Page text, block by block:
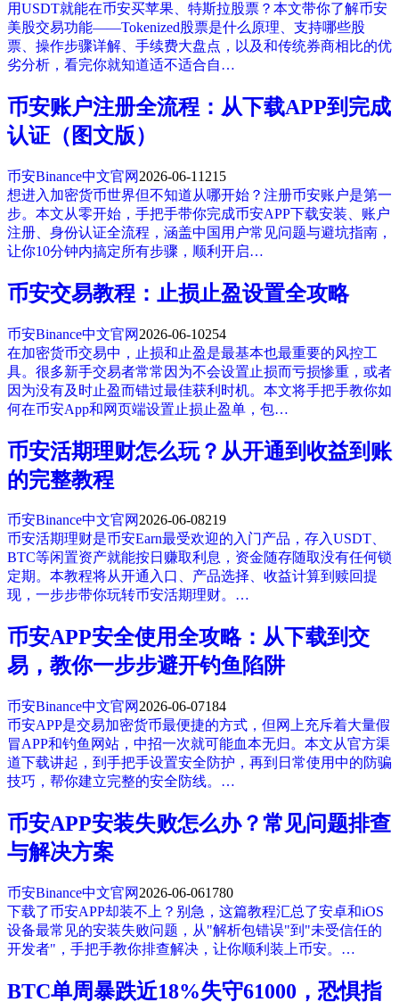
用USDT就能在币安买苹果、特斯拉股票？本文带你了解币安
美股交易功能——Tokenized股票是什么原理、支持哪些股
票、操作步骤详解、手续费大盘点，以及和传统券商相比的优
劣分析，看完你就知道适不适合自…
币安账户注册全流程：从下载APP到完成
认证（图文版）
币安Binance中文官网 2026-06-11 215
想进入加密货币世界但不知道从哪开始？注册币安账户是第一
步。本文从零开始，手把手带你完成币安APP下载安装、账户
注册、身份认证全流程，涵盖中国用户常见问题与避坑指南，
让你10分钟内搞定所有步骤，顺利开启…
币安交易教程：止损止盈设置全攻略
币安Binance中文官网 2026-06-10254
在加密货币交易中，止损和止盈是最基本也最重要的风控工
具。很多新手交易者常常因为不会设置止损而亏损惨重，或者
因为没有及时止盈而错过最佳获利时机。本文将手把手教你如
何在币安App和网页端设置止损止盈单，包…
币安活期理财怎么玩？从开通到收益到账
的完整教程
币安Binance中文官网2026-06-08219
币安活期理财是币安Earn最受欢迎的入门产品，存入USDT、
BTC等闲置资产就能按日赚取利息，资金随存随取没有任何锁
定期。本教程将从开通入口、产品选择、收益计算到赎回提
现，一步步带你玩转币安活期理财。…
币安APP安全使用全攻略：从下载到交
易，教你一步步避开钓鱼陷阱
币安Binance中文官网 2026-06-07184
币安APP是交易加密货币最便捷的方式，但网上充斥着大量假
冒APP和钓鱼网站，中招一次就可能血本无归。本文从官方渠
道下载讲起，到手把手设置安全防护，再到日常使用中的防骗
技巧，帮你建立完整的安全防线。…
币安APP安装失败怎么办？常见问题排查
与解决方案
币安Binance中文官网 2026-06-061780
下载了币安APP却装不上？别急，这篇教程汇总了安卓和iOS
设备最常见的安装失败问题，从"解析包错误"到"未受信任的
开发者"，手把手教你排查解决，让你顺利装上币安。…
BTC单周暴跌近18%失守61000，恐惧指